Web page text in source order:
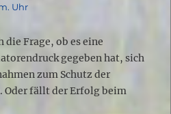
Uhr
Frage, ob es eine
gegeben hat, sich
zum Schutz der
Oder fällt der Erfolg beim